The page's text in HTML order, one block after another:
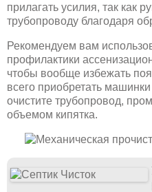
прилагать усилия, так как
трубопроводу благодаря
Рекомендуем вам
профилактики
чтобы вообще избежать
всего приобретать
очистите трубопровод,
объемом кипятка.